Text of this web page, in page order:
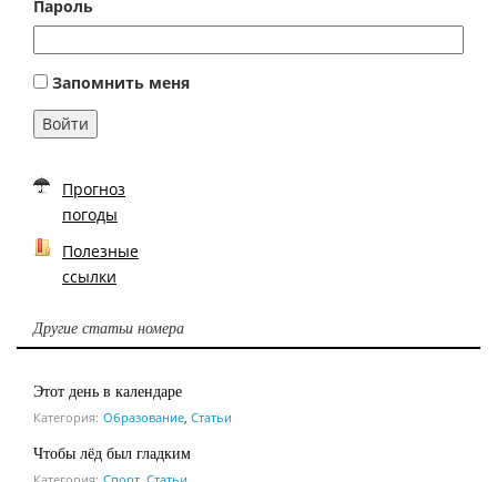
Пароль
Запомнить меня
Войти
Прогноз
погоды
Полезные
ссылки
Другие статьи номера
Этот день в календаре
Категория: Образование Статьи
Чтобы лёд был гладким